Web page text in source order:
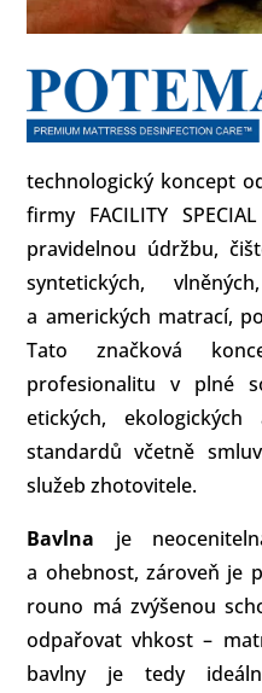
technologický koncept
firmy FACILITY
pravidelnou údržbu,
syntetických,
a amerických matrací,
Tato značková
profesionalitu v plné
etických,
standardů včetně
služeb zhotovitele.
Bavlna je
a ohebnost, zároveň je
rouno má zvýšenou
odpařovat vhkost –
bavlny je tedy